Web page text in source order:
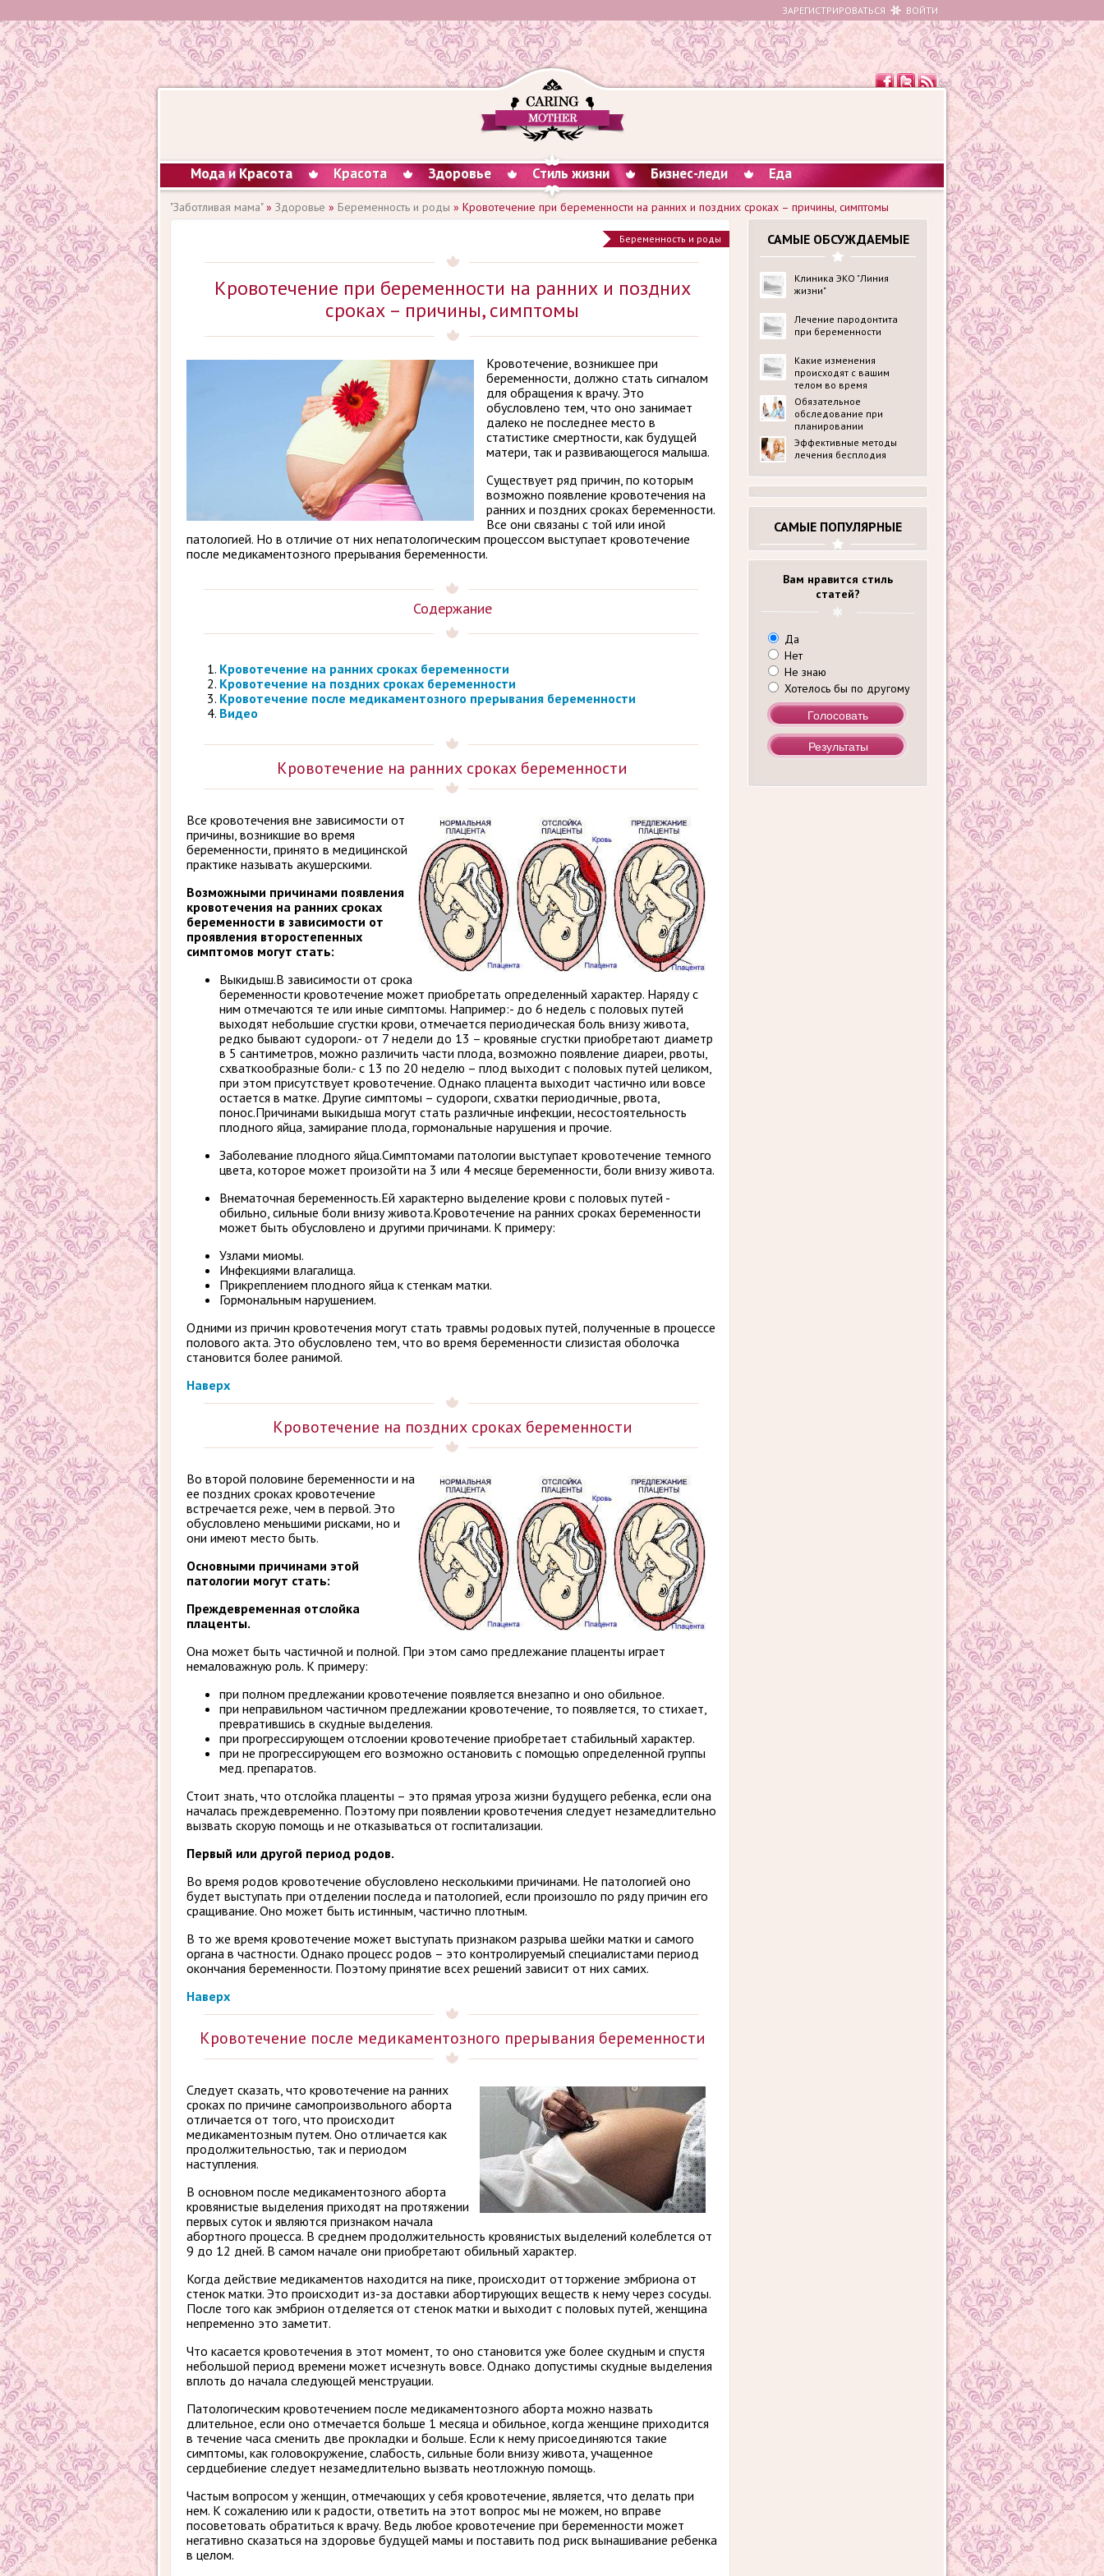
ЗАРЕГИСТРИРОВАТЬСЯ ВОЙТИ
Мода и Красота Красота Здоровье Стиль жизни Бизнес-леди Еда
"Заботливая мама"» Здоровье » Беременность и роды » Кровотечение при беременности на ранних и поздних сроках – причины, симптомы
Беременность и роды
Кровотечение при беременности на ранних и поздних
сроках – причины, симптомы
Кровотечение, возникшее при
беременности, должно стать сигналом
для обращения к врачу. Это
обусловлено тем, что оно занимает
далеко не последнее место в
статистике смертности, как будущей
матери, так и развивающегося малыша.
Существует ряд причин, по которым
возможно появление кровотечения на
ранних и поздних сроках беременности.
Все они связаны с той или иной
патологией. Но в отличие от них непатологическим процессом выступает кровотечение
после медикаментозного прерывания беременности.
Содержание
Кровотечение на ранних сроках беременности
Кровотечение на поздних сроках беременности
Кровотечение после медикаментозного прерывания беременности
Видео
Кровотечение на ранних сроках беременности
Все кровотечения вне зависимости от
причины, возникшие во время
беременности, принято в медицинской
практике называть акушерскими.
Возможными причинами появления
кровотечения на ранних сроках
беременности в зависимости от
проявления второстепенных
симптомов могут стать:
Выкидыш.В зависимости от срока
беременности кровотечение может приобретать определенный характер. Наряду с
ним отмечаются те или иные симптомы. Например:- до 6 недель с половых путей
выходят небольшие сгустки крови, отмечается периодическая боль внизу живота,
редко бывают судороги.- от 7 недели до 13 – кровяные сгустки приобретают диаметр
в 5 сантиметров, можно различить части плода, возможно появление диареи, рвоты,
схваткообразные боли.- с 13 по 20 неделю – плод выходит с половых путей целиком,
при этом присутствует кровотечение. Однако плацента выходит частично или вовсе
остается в матке. Другие симптомы – судороги, схватки периодичные, рвота,
понос.Причинами выкидыша могут стать различные инфекции, несостоятельность
плодного яйца, замирание плода, гормональные нарушения и прочие.
Заболевание плодного яйца.Симптомами патологии выступает кровотечение темного
цвета, которое может произойти на 3 или 4 месяце беременности, боли внизу живота.
Внематочная беременность.Ей характерно выделение крови с половых путей -
обильно, сильные боли внизу живота.Кровотечение на ранних сроках беременности
может быть обусловлено и другими причинами. К примеру:
Узлами миомы.
Инфекциями влагалища.
Прикреплением плодного яйца к стенкам матки.
Гормональным нарушением.
Одними из причин кровотечения могут стать травмы родовых путей, полученные в процессе
полового акта. Это обусловлено тем, что во время беременности слизистая оболочка
становится более ранимой.
Наверх
Кровотечение на поздних сроках беременности
Во второй половине беременности и на
ее поздних сроках кровотечение
встречается реже, чем в первой. Это
обусловлено меньшими рисками, но и
они имеют место быть.
Основными причинами этой
патологии могут стать:
Преждевременная отслойка
плаценты.
Она может быть частичной и полной. При этом само предлежание плаценты играет
немаловажную роль. К примеру:
при полном предлежании кровотечение появляется внезапно и оно обильное.
при неправильном частичном предлежании кровотечение, то появляется, то стихает,
превратившись в скудные выделения.
при прогрессирующем отслоении кровотечение приобретает стабильный характер.
при не прогрессирующем его возможно остановить с помощью определенной группы
мед. препаратов.
Стоит знать, что отслойка плаценты – это прямая угроза жизни будущего ребенка, если она
началась преждевременно. Поэтому при появлении кровотечения следует незамедлительно
вызвать скорую помощь и не отказываться от госпитализации.
Первый или другой период родов.
Во время родов кровотечение обусловлено несколькими причинами. Не патологией оно
будет выступать при отделении последа и патологией, если произошло по ряду причин его
сращивание. Оно может быть истинным, частично плотным.
В то же время кровотечение может выступать признаком разрыва шейки матки и самого
органа в частности. Однако процесс родов – это контролируемый специалистами период
окончания беременности. Поэтому принятие всех решений зависит от них самих.
Наверх
Кровотечение после медикаментозного прерывания беременности
Следует сказать, что кровотечение на ранних
сроках по причине самопроизвольного аборта
отличается от того, что происходит
медикаментозным путем. Оно отличается как
продолжительностью, так и периодом
наступления.
В основном после медикаментозного аборта
кровянистые выделения приходят на протяжении
первых суток и являются признаком начала
абортного процесса. В среднем продолжительность кровянистых выделений колеблется от
9 до 12 дней. В самом начале они приобретают обильный характер.
Когда действие медикаментов находится на пике, происходит отторжение эмбриона от
стенок матки. Это происходит из-за доставки абортирующих веществ к нему через сосуды.
После того как эмбрион отделяется от стенок матки и выходит с половых путей, женщина
непременно это заметит.
Что касается кровотечения в этот момент, то оно становится уже более скудным и спустя
небольшой период времени может исчезнуть вовсе. Однако допустимы скудные выделения
вплоть до начала следующей менструации.
Патологическим кровотечением после медикаментозного аборта можно назвать
длительное, если оно отмечается больше 1 месяца и обильное, когда женщине приходится
в течение часа сменить две прокладки и больше. Если к нему присоединяются такие
симптомы, как головокружение, слабость, сильные боли внизу живота, учащенное
сердцебиение следует незамедлительно вызвать неотложную помощь.
Частым вопросом у женщин, отмечающих у себя кровотечение, является, что делать при
нем. К сожалению или к радости, ответить на этот вопрос мы не можем, но вправе
посоветовать обратиться к врачу. Ведь любое кровотечение при беременности может
негативно сказаться на здоровье будущей мамы и поставить под риск вынашивание ребенка
в целом.
САМЫЕ ОБСУЖДАЕМЫЕ
Клиника ЭКО "Линия
жизни"
Лечение пародонтита
при беременности
Какие изменения
происходят с вашим
телом во время
беременности?
Обязательное
обследование при
планировании
беременности в
медицинском центре
ldck.ru: перечень
анализов
Эффективные методы
лечения бесплодия
САМЫЕ ПОПУЛЯРНЫЕ
Вам нравится стиль
статей?
Да
Нет
Не знаю
Хотелось бы по другому